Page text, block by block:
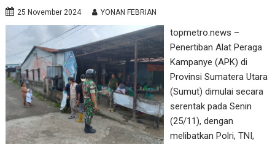
25 November 2024 YONAN FEBRIAN
topmetro.news –
Penertiban Alat Peraga
Kampanye (APK) di
Provinsi Sumatera Utara
(Sumut) dimulai secara
serentak pada Senin
(25/11), dengan
melibatkan Polri, TNI,